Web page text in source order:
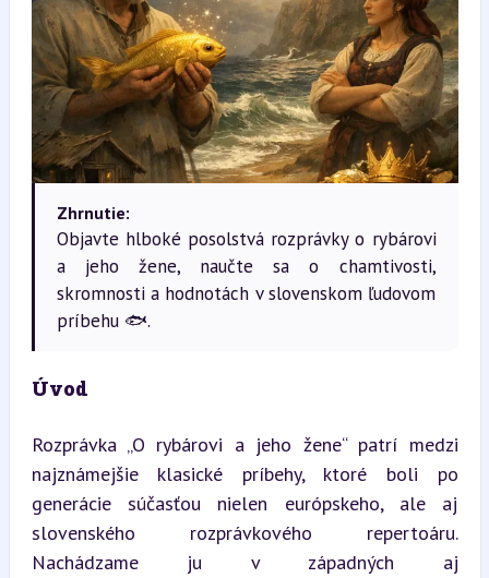
Zhrnutie:
Objavte hlboké posolstvá rozprávky o rybárovi
a jeho žene, naučte sa o chamtivosti,
skromnosti a hodnotách v slovenskom ľudovom
príbehu 🐟.
Úvod
Rozprávka „O rybárovi a jeho žene“ patrí medzi
najznámejšie klasické príbehy, ktoré boli po
generácie súčasťou nielen európskeho, ale aj
slovenského rozprávkového repertoáru.
Nachádzame ju v západných aj